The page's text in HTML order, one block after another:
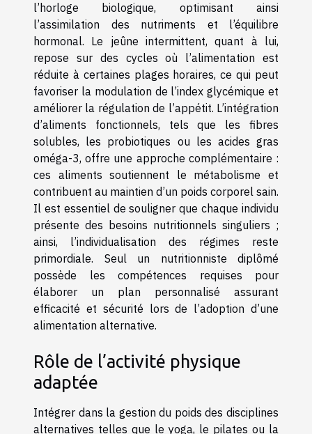
l’horloge biologique, optimisant ainsi
l’assimilation des nutriments et l’équilibre
hormonal. Le jeûne intermittent, quant à lui,
repose sur des cycles où l’alimentation est
réduite à certaines plages horaires, ce qui peut
favoriser la modulation de l’index glycémique et
améliorer la régulation de l’appétit. L’intégration
d’aliments fonctionnels, tels que les fibres
solubles, les probiotiques ou les acides gras
oméga-3, offre une approche complémentaire :
ces aliments soutiennent le métabolisme et
contribuent au maintien d’un poids corporel sain.
Il est essentiel de souligner que chaque individu
présente des besoins nutritionnels singuliers ;
ainsi, l’individualisation des régimes reste
primordiale. Seul un nutritionniste diplômé
possède les compétences requises pour
élaborer un plan personnalisé assurant
efficacité et sécurité lors de l’adoption d’une
alimentation alternative.
Rôle de l’activité physique
adaptée
Intégrer dans la gestion du poids des disciplines
alternatives telles que le yoga, le pilates ou la